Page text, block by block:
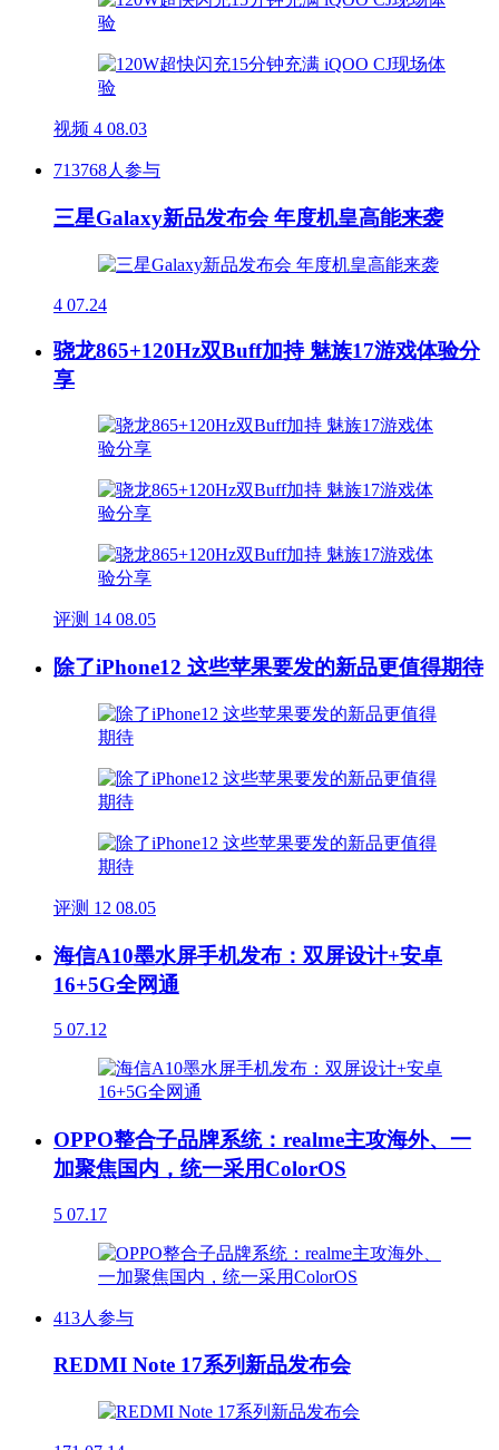
视频 4 08.03
713768人参与
三星Galaxy新品发布会 年度机皇高能来袭
4 07.24
骁龙865+120Hz双Buff加持 魅族17游戏体验分
享
评测 14 08.05
除了iPhone12 这些苹果要发的新品更值得期待
评测 12 08.05
海信A10墨水屏手机发布：双屏设计+安卓
16+5G全网通
5 07.12
OPPO整合子品牌系统：realme主攻海外、一
加聚焦国内，统一采用ColorOS
5 07.17
413人参与
REDMI Note 17系列新品发布会